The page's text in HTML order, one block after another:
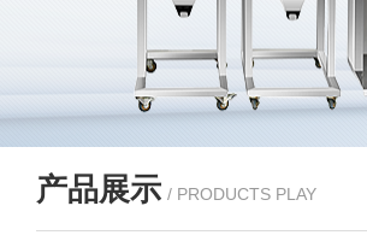
产品展示 / PRODUCTS PLAY